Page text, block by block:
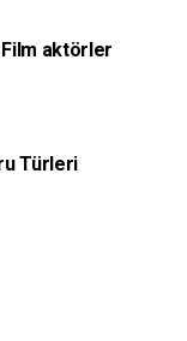
aktörler
Türleri